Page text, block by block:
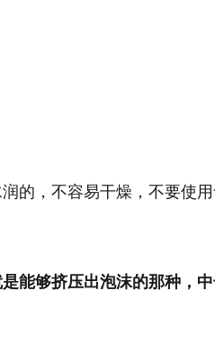
的，不容易干燥，不要使
能够挤压出泡沫的那种，